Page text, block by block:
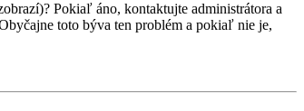
Pokiaľ áno, kontaktujte administrátora a
toto býva ten problém a pokiaľ nie je,